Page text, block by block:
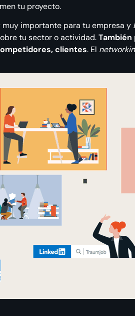
tu proyecto.
importante para tu empresa y
tu sector o actividad.
clientes. El